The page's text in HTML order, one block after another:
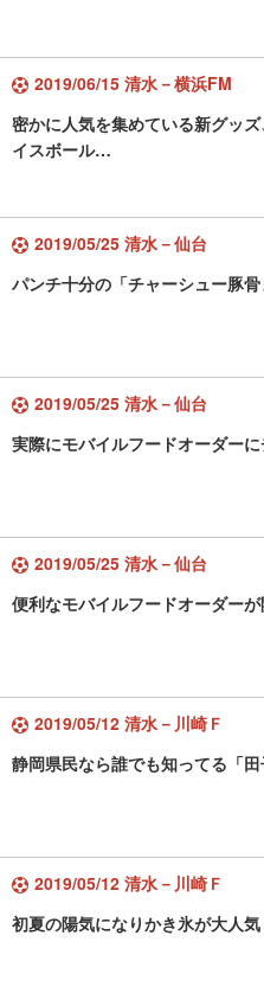
2019/06/15 清水－横浜FM
密かに人気を集めている新グッ
イスボール…
2019/05/25 清水－仙台
パンチ十分の「チャーシュー豚
2019/05/25 清水－仙台
実際にモバイルフードオーダーに
2019/05/25 清水－仙台
便利なモバイルフードオーダーが
2019/05/12 清水－川崎Ｆ
静岡県民なら誰でも知ってる「田
2019/05/12 清水－川崎Ｆ
初夏の陽気になりかき氷が大人気